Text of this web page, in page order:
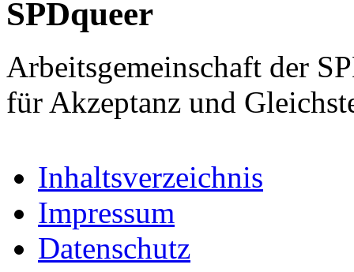
SPDqueer
Arbeitsgemeinschaft der
für Akzeptanz und
Inhaltsverzeichnis
Impressum
Datenschutz